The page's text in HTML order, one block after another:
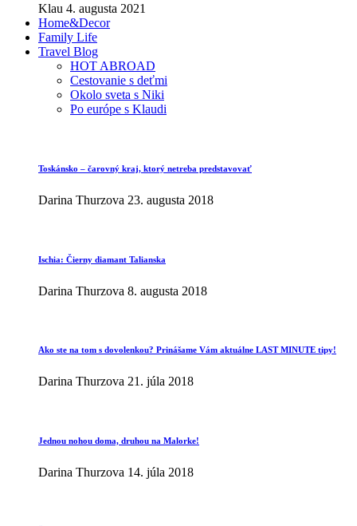
Klau 4. augusta 2021
Home&Decor
Family Life
Travel Blog
HOT ABROAD
Cestovanie s deťmi
Okolo sveta s Niki
Po európe s Klaudi
Toskánsko – čarovný kraj, ktorý netreba predstavovať
Darina Thurzova 23. augusta 2018
Ischia: Čierny diamant Talianska
Darina Thurzova 8. augusta 2018
Ako ste na tom s dovolenkou? Prinášame Vám aktuálne LAST MINUTE tipy!
Darina Thurzova 21. júla 2018
Jednou nohou doma, druhou na Malorke!
Darina Thurzova 14. júla 2018